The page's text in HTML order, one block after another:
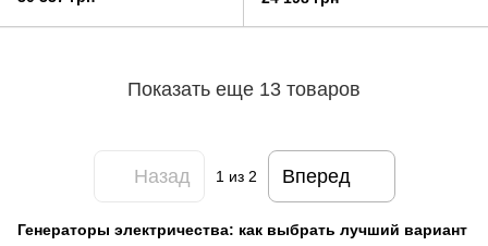
(5710741)
(5710831)
Показать еще 13 товаров
Назад 1из 2 Вперед
Генераторы электричества: как выбрать лучший вариант